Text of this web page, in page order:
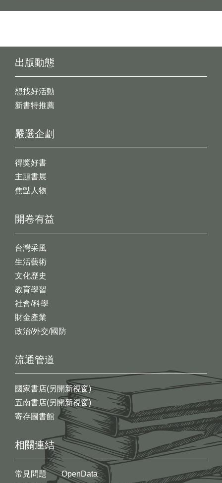
出版動態
想找好活動
新書特推薦
開卷有益
台灣采風
生活藝術
文化歷史
教育學習
社會/科學
財金產業
政治/外交/國防
嚴選企劃
得獎好書
主題書展
焦點人物
流通管道
國家書店(另開新視窗)
五南書店(另開新視窗)
寄存圖書館
相關連結
常見問題
OpenData